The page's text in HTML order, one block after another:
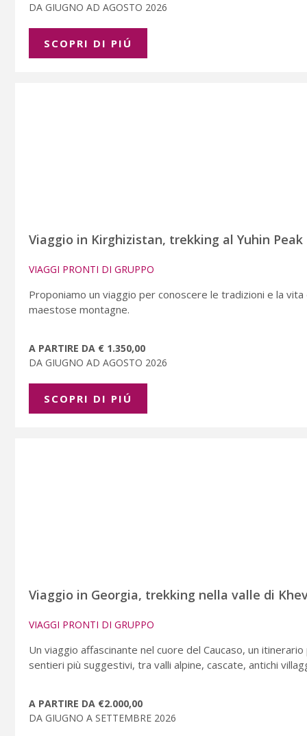
DA GIUGNO AD AGOSTO 2026
SCOPRI DI PIÚ
Viaggio in Kirghizistan, trekking al Yuhin Peak
VIAGGI PRONTI DI GRUPPO
Proponiamo un viaggio per conoscere le tradizioni e la
maestose montagne.
A PARTIRE DA € 1.350,00
DA GIUGNO AD AGOSTO 2026
SCOPRI DI PIÚ
Viaggio in Georgia, trekking nella valle di
VIAGGI PRONTI DI GRUPPO
Un viaggio affascinante nel cuore del Caucaso, un
sentieri più suggestivi, tra valli alpine, cascate, antichi
A PARTIRE DA €2.000,00
DA GIUGNO A SETTEMBRE 2026